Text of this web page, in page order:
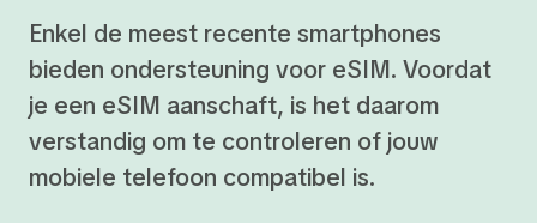
Enkel de meest recente smartphones
bieden ondersteuning voor eSIM. Voordat
je een eSIM aanschaft, is het daarom
verstandig om te controleren of jouw
mobiele telefoon compatibel is.